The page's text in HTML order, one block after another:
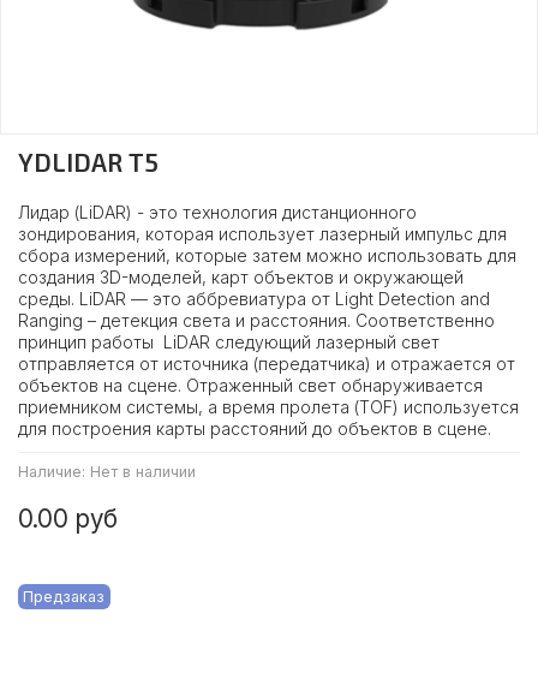
Наличие: Нет в наличии
Предзаказ
YDLIDAR T5
0.00 руб
Лидар (LiDAR) - это технология дистанционного
зондирования, которая использует лазерный импульс для
сбора измерений, которые затем можно использовать для
создания 3D-моделей, карт объектов и окружающей
среды. LiDAR — это аббревиатура от Light Detection and
Ranging – детекция света и расстояния. Соответственно
принцип работы LiDAR следующий лазерный свет
отправляется от источника (передатчика) и отражается от
объектов на сцене. Отраженный свет обнаруживается
приемником системы, а время пролета (TOF) используется
для построения карты расстояний до объектов в сцене.